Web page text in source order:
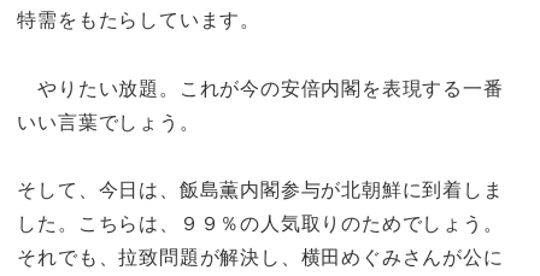
特需をもたらしています。
やりたい放題。これが今の安倍内閣を表現する一番
いい言葉でしょう。
そして、今日は、飯島薫内閣参与が北朝鮮に到着しま
した。こちらは、９９％の人気取りのためでしょう。
それでも、拉致問題が解決し、横田めぐみさんが公に